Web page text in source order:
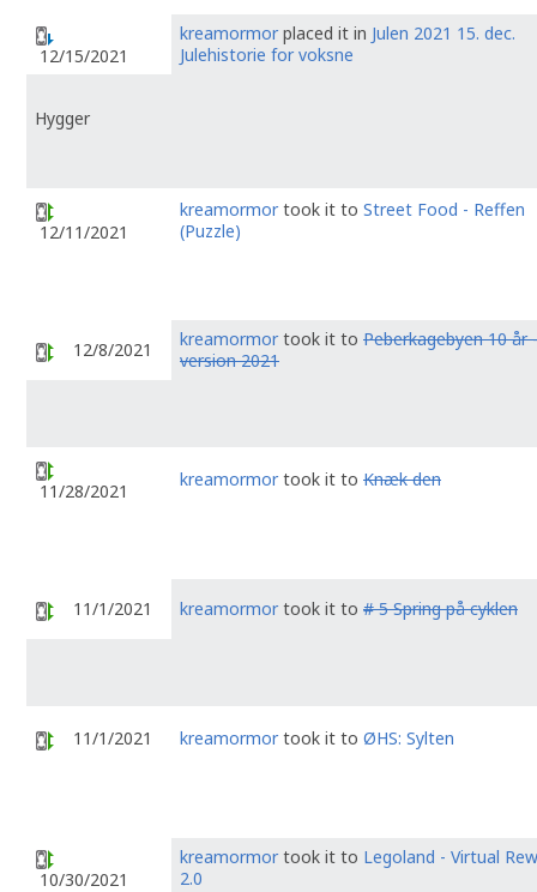
12/15/2021
kreamormor placed it in Julen 2021 15. dec.
Julehistorie for voksne
Hygger
12/11/2021
kreamormortook it to Street Food - Reffen
(Puzzle)
12/8/2021 kreamormor took it to Peberkagebyen 10 år -
version 2021
11/28/2021 kreamormortook it to Knæk den
11/1/2021 kreamormor took it to # 5 Spring på cyklen
11/1/2021 kreamormortook it to ØHS: Sylten
10/30/2021
kreamormor took it to Legoland - Virtual
2.0